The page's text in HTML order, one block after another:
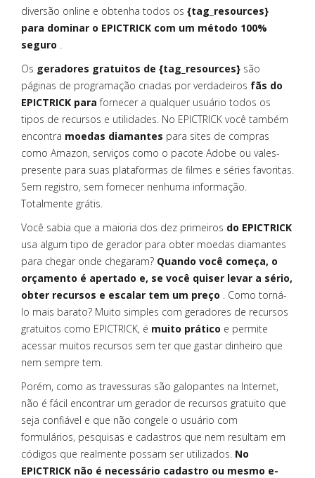
diversão online e obtenha todos os {tag_resources}
para dominar o EPICTRICK com um método 100%
seguro .
Os geradores gratuitos de {tag_resources} são
páginas de programação criadas por verdadeiros fãs do
EPICTRICK para fornecer a qualquer usuário todos os
tipos de recursos e utilidades. No EPICTRICK você também
encontra moedas diamantes para sites de compras
como Amazon, serviços como o pacote Adobe ou vales-
presente para suas plataformas de filmes e séries favoritas.
Sem registro, sem fornecer nenhuma informação.
Totalmente grátis.
Você sabia que a maioria dos dez primeiros do EPICTRICK
usa algum tipo de gerador para obter moedas diamantes
para chegar onde chegaram? Quando você começa, o
orçamento é apertado e, se você quiser levar a sério,
obter recursos e escalar tem um preço . Como torná-
lo mais barato? Muito simples com geradores de recursos
gratuitos como EPICTRICK, é muito prático e permite
acessar muitos recursos sem ter que gastar dinheiro que
nem sempre tem.
Porém, como as travessuras são galopantes na Internet,
não é fácil encontrar um gerador de recursos gratuito que
seja confiável e que não congele o usuário com
formulários, pesquisas e cadastros que nem resultam em
códigos que realmente possam ser utilizados. No
EPICTRICK não é necessário cadastro ou mesmo e-